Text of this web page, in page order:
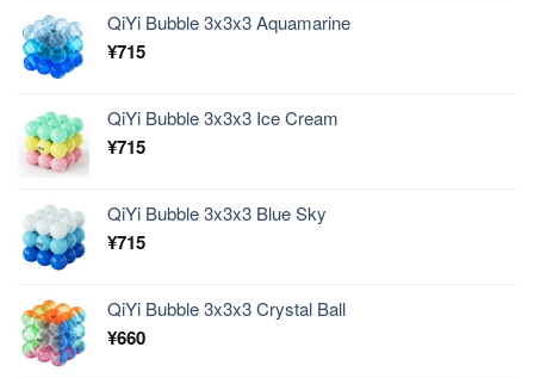
QiYi Bubble 3x3x3 Aquamarine
¥715
QiYi Bubble 3x3x3 Ice Cream
¥715
QiYi Bubble 3x3x3 Blue Sky
¥715
QiYi Bubble 3x3x3 Crystal Ball
¥660